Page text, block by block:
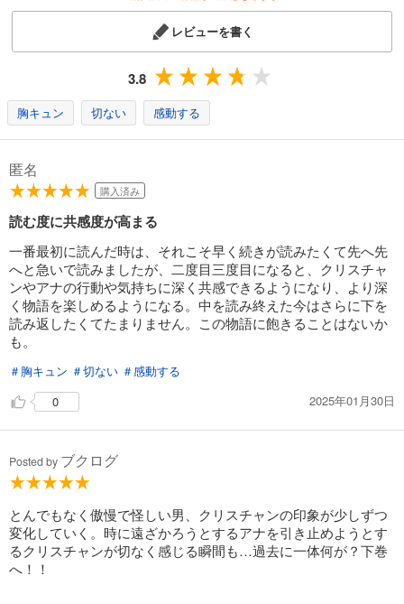
レビューを書く
3.8
胸キュン 切ない 感動する
匿名
購入済み
読む度に共感度が高まる
一番最初に読んだ時は、それこそ早く続きが読みたくて先へ先
へと急いで読みましたが、二度目三度目になると、クリスチャ
ンやアナの行動や気持ちに深く共感できるようになり、より深
く物語を楽しめるようになる。中を読み終えた今はさらに下を
読み返したくてたまりません。この物語に飽きることはないか
も。
＃胸キュン ＃切ない ＃感動する
0
2025年01月30日
Posted by ブクログ
とんでもなく傲慢で怪しい男、クリスチャンの印象が少しずつ
変化していく。時に遠ざかろうとするアナを引き止めようとす
るクリスチャンが切なく感じる瞬間も…過去に一体何が？下巻
へ！！